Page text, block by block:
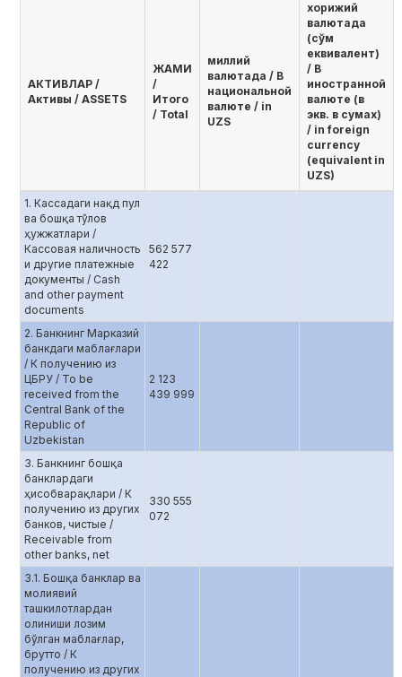
AКТИВЛАР /
Активы / ASSETS
ЖАМИ
/
Итого
/ Total
миллий
валютада / В
национальной
валюте / in
UZS
хорижий
валютада
(сўм
еквивалент)
/ В
иностранной
валюте (в
экв. в сумах)
/ in foreign
currency
(equivalent in
UZS)
1. Кассадаги нақд пул
ва бошқа тўлов
ҳужжатлари /
Кассовая наличность
и другие платежные
документы / Cash
and other payment
documents
562 577
422
2. Банкнинг Марказий
банкдаги маблағлари
/ К получению из
ЦБРУ / To be
received from the
Central Bank of the
Republic of
Uzbekistan
2 123
439 999
3. Банкнинг бошқа
банклардаги
ҳисобварақлари / К
получению из других
банков, чистые /
Receivable from
other banks, net
330 555
072
3.1. Бошқа банклар ва
молиявий
ташкилотлардан
олиниши лозим
бўлган маблағлар,
брутто / К
получению из других